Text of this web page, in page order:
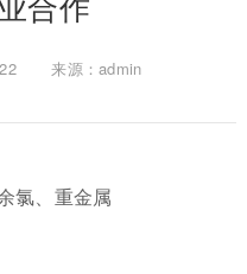
来源：admin
氯、重金属